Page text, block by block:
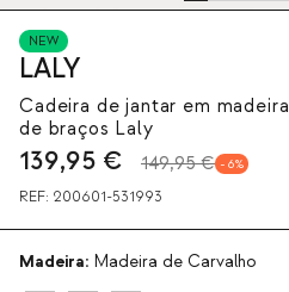
NEW
LALY
Cadeira de jantar em
de braços Laly
139,95 € 149,95 € 6
REF: 200601-531993
Madeira: Madeira de Carvalho